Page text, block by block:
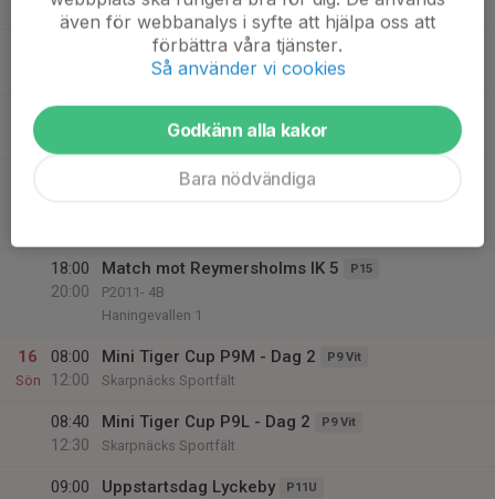
Svartbäckens BP 1
Mini Tiger Cup P9L - Dag 1 P9 Vit
Skarpnäcks Sportfält
Skarpnäcks Sportfält
Match mot Älvsjö AIK FF Div 2
18:00
20:00
Match mot Reymersholms IK 5 P15
P2011- 4B
Haningevallen 1
16
Sön
08:00
12:00
Mini Tiger Cup P9M - Dag 2 P9 Vit
Skarpnäcks Sportfält
08:40
12:30
Mini Tiger Cup P9L - Dag 2 P9 Vit
Skarpnäcks Sportfält
09:00
Uppstartsdag Lyckeby P11U
även för webbanalys i syfte att hjälpa oss att
förbättra våra tjänster.
Så använder vi cookies
Godkänn alla kakor
Bara nödvändiga